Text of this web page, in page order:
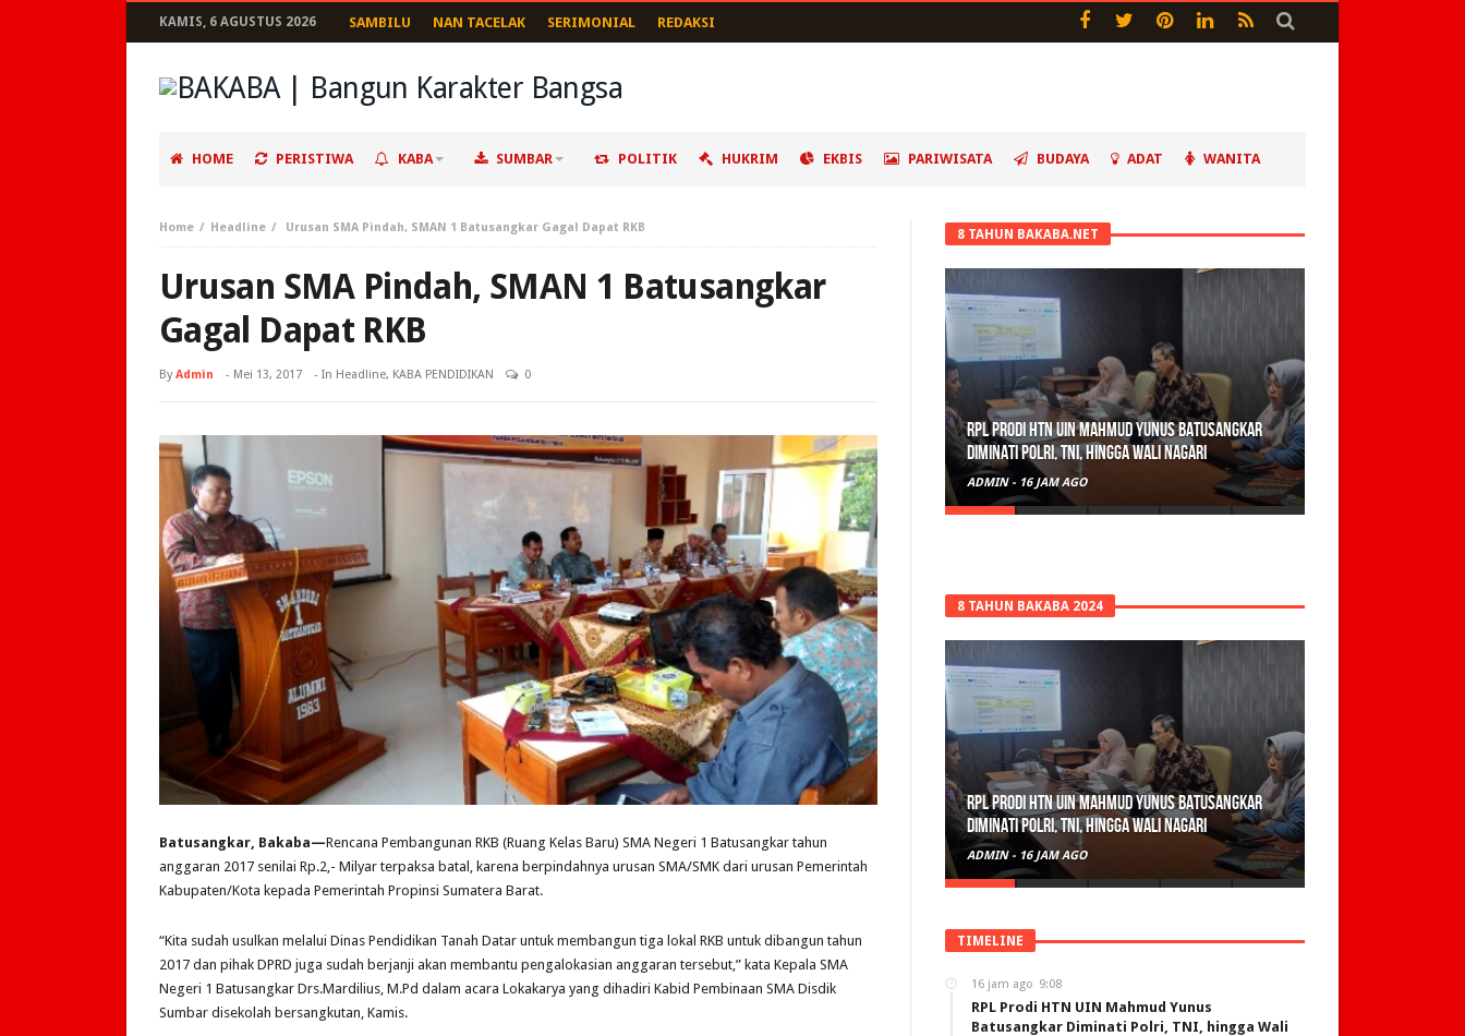
KAMIS, 6 AGUSTUS 2026 SAMBILU NAN TACELAK SERIMONIAL REDAKSI
HOME PERISTIWA KABA SUMBAR POLITIK HUKRIM EKBIS PARIWISATA BUDAYA ADAT WANITA
Home Headline Urusan SMA Pindah, SMAN 1 Batusangkar Gagal Dapat RKB
Urusan SMA Pindah, SMAN 1 Batusangkar
Gagal Dapat RKB
ByAdmin - Mei 13, 2017 - In Headline, KABA PENDIDIKAN 0
Batusangkar, Bakaba—Rencana Pembangunan RKB (Ruang Kelas Baru) SMA Negeri 1 Batusangkar tahun
anggaran 2017 senilai Rp.2,- Milyar terpaksa batal, karena berpindahnya urusan SMA/SMK dari urusan Pemerintah
Kabupaten/Kota kepada Pemerintah Propinsi Sumatera Barat.
“Kita sudah usulkan melalui Dinas Pendidikan Tanah Datar untuk membangun tiga lokal RKB untuk dibangun tahun
2017 dan pihak DPRD juga sudah berjanji akan membantu pengalokasian anggaran tersebut,” kata Kepala SMA
Negeri 1 Batusangkar Drs.Mardilius, M.Pd dalam acara Lokakarya yang dihadiri Kabid Pembinaan SMA Disdik
Sumbar disekolah bersangkutan, Kamis.
8 TAHUN BAKABA.NET
RPL Prodi HTN UIN Mahmud Yunus Batusangkar
Diminati Polri, TNI, hingga Wali Nagari
ADMIN - 16 JAM AGO
8 TAHUN BAKABA 2024
RPL Prodi HTN UIN Mahmud Yunus Batusangkar
Diminati Polri, TNI, hingga Wali Nagari
ADMIN - 16 JAM AGO
TIMELINE
16 jam ago 9:08
RPL Prodi HTN UIN Mahmud Yunus
Batusangkar Diminati Polri, TNI, hingga Wali